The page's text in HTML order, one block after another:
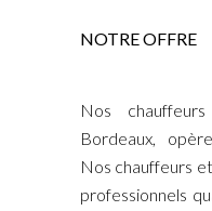
NOTRE OFFRE
Nos
Bordeaux,
Nos chauffeurs
professionnels